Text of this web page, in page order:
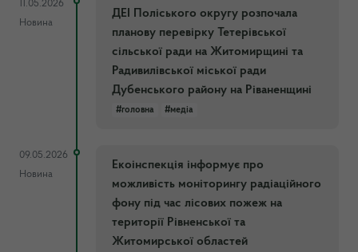
11.05.2026
Новина
ДЕІ Поліського округу розпочала
планову перевірку Тетерівської
сільської ради на Житомирщині та
Радивилівської міської ради
Дубенського району на Ріваненщині
#головна #медіа
09.05.2026
Новина
Екоінспекція інформує про
можливість моніторингу радіаційного
фону під час лісових пожеж на
території Рівненської та
Житомирської областей